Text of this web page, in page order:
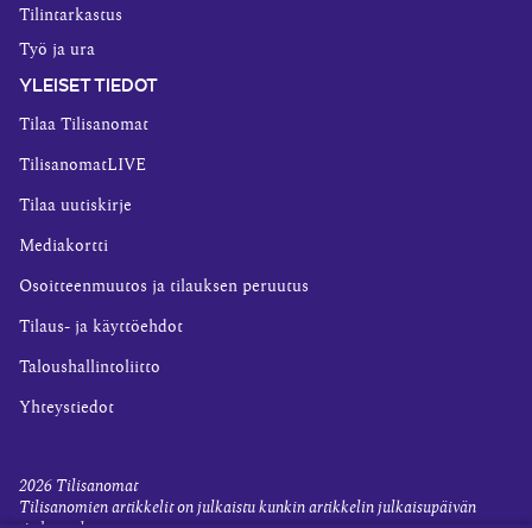
Tilintarkastus
Työ ja ura
YLEISET TIEDOT
Tilaa Tilisanomat
TilisanomatLIVE
Tilaa uutiskirje
Mediakortti
Osoitteenmuutos ja tilauksen peruutus
Tilaus- ja käyttöehdot
Taloushallintoliitto
Yhteystiedot
2026 Tilisanomat
Tilisanomien artikkelit on julkaistu kunkin artikkelin julkaisupäivän